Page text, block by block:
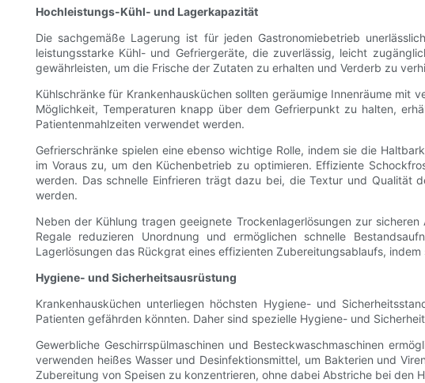
Hochleistungs-Kühl- und Lagerkapazität
Die sachgemäße Lagerung ist für jeden Gastronomiebetrieb
leistungsstarke Kühl- und Gefriergeräte, die zuverlässig, leicht
gewährleisten, um die Frische der Zutaten zu erhalten und Verderb zu
Kühlschränke für Krankenhausküchen sollten geräumige Innenräume mit
Möglichkeit, Temperaturen knapp über dem Gefrierpunkt zu halten,
Patientenmahlzeiten verwendet werden.
Gefrierschränke spielen eine ebenso wichtige Rolle, indem sie die
im Voraus zu, um den Küchenbetrieb zu optimieren. Effiziente
werden. Das schnelle Einfrieren trägt dazu bei, die Textur und Qualität
werden.
Neben der Kühlung tragen geeignete Trockenlagerlösungen zur
Regale reduzieren Unordnung und ermöglichen schnelle
Lagerlösungen das Rückgrat eines effizienten Zubereitungsablaufs,
Hygiene- und Sicherheitsausrüstung
Krankenhausküchen unterliegen höchsten Hygiene- und
Patienten gefährden könnten. Daher sind spezielle Hygiene- und
Gewerbliche Geschirrspülmaschinen und Besteckwaschmaschinen
verwenden heißes Wasser und Desinfektionsmittel, um Bakterien und
Zubereitung von Speisen zu konzentrieren, ohne dabei Abstriche bei den